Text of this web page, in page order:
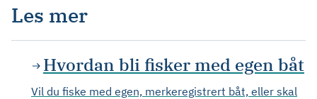
Les mer
Hvordan bli fisker med egen båt
Vil du fiske med egen, merkeregistrert båt, eller skal